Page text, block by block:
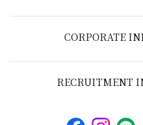
CORPORATE
RECRUITMENT